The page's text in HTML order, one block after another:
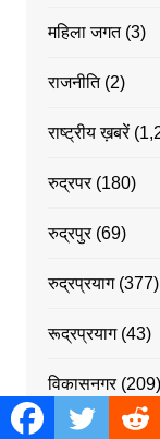
महिला जगत(3)
राजनीति(2)
राष्ट्रीय ख़बरें
रुद्रपर(180)
रुद्रपुर(69)
रुद्रप्रयाग(377)
रूद्रप्रयाग(43)
विकासनगर(209)
श्रीनगर (58)